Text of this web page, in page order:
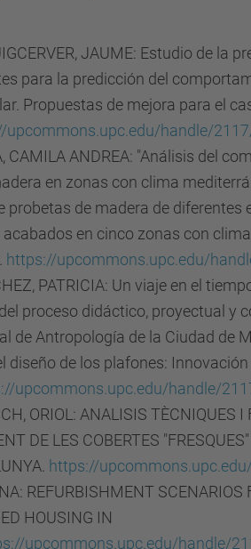
JAUME: Estudio de la
para la predicción del
Propuestas de mejora para el
upcommons.upc.edu/handle/
CAMILA ANDREA: "Análisis del
en zonas con clima
probetas de madera de diferentes
en cinco zonas con
https://upcommons.upc.edu/
PATRICIA: Un viaje en el
proceso didáctico, proyectual y
de Antropología de la Ciudad de
diseño de los plafones:
upcommons.upc.edu/handle/
ORIOL: ANALISIS TÈCNIQUES I
DE LES COBERTES
https://
REFURBISHMENT SCENARIOS
HOUSING IN
upcommons.upc.edu/handle/